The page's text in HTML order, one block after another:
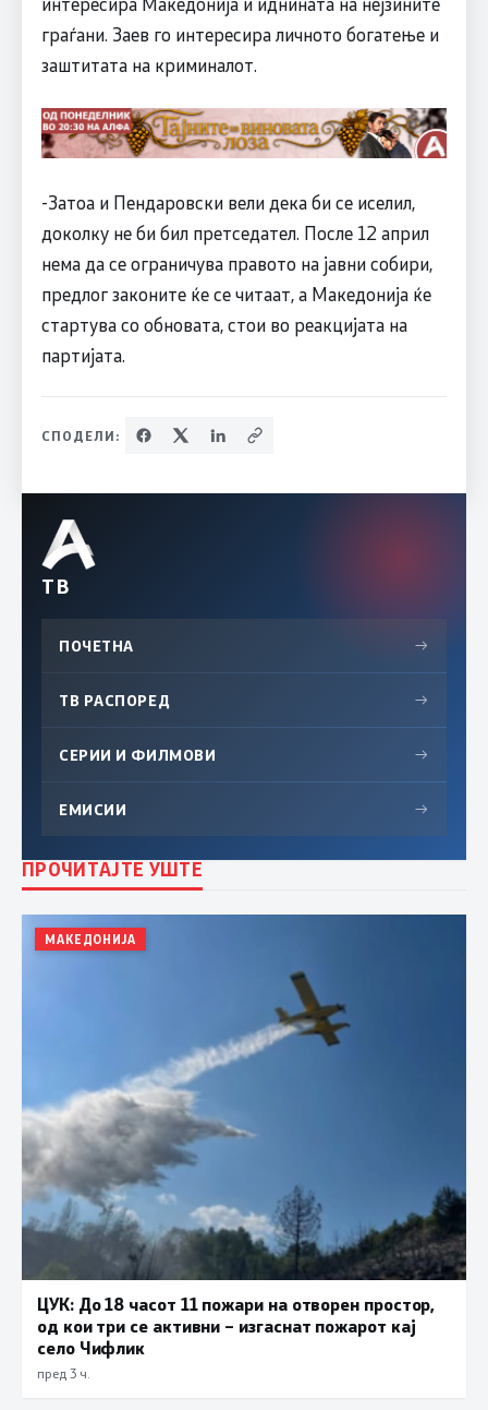
граѓани. Заев го интересира личното богатење и
заштитата на криминалот.
-Затоа и Пендаровски вели дека би се иселил,
доколку не би бил претседател. После 12 април
нема да се ограничува правото на јавни собири,
предлог законите ќе се читаат, а Македонија ќе
стартува со обновата, стои во реакцијата на
партијата.
СПОДЕЛИ:
ТВ
ПОЧЕТНА →
ТВ РАСПОРЕД →
СЕРИИ И ФИЛМОВИ →
ЕМИСИИ →
ПРОЧИТАЈТЕ УШТЕ
МАКЕДОНИЈА
ЦУК: До 18 часот 11 пожари на отворен простор,
од кои три се активни – изгаснат пожарот кај
село Чифлик
пред 3 ч.